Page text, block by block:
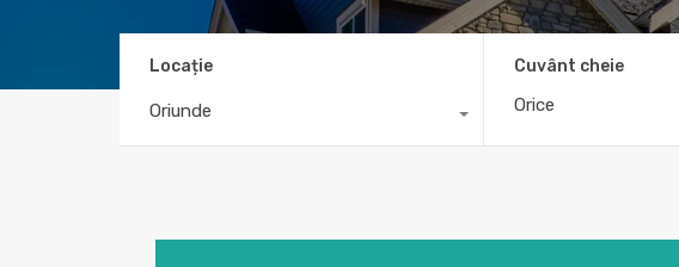
Locație
Oriunde
Cuvânt cheie